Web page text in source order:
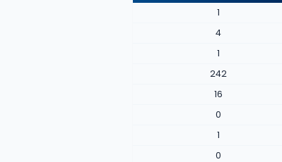
1
4
1
242
16
0
1
0